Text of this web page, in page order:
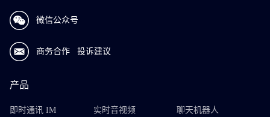
微信公众号
商务合作 投诉建议
产品
即时通讯 IM 实时音视频
聊天机器人